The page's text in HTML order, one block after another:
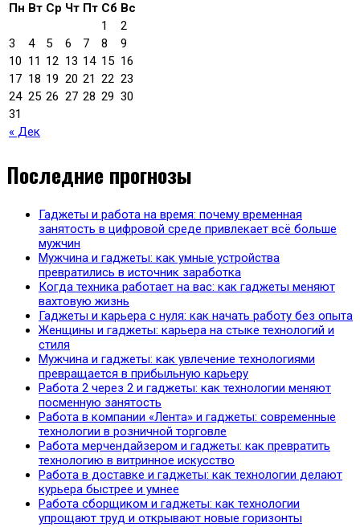
Пн Вт Ср Чт Пт Сб Вс
« Дек
1
2
3
4 5 6 7 8
9
10 11 12 13 14 15 16
17 18 19 20 21 22 23
24 25 26 27 28 29 30
31
Последние прогнозы
Гаджеты и работа на время: почему временная
занятость в цифровой среде привлекает всё больше
мужчин
Мужчина и гаджеты: как умные устройства
превратились в источник заработка
Когда техника работает на вас: как гаджеты меняют
вахтовую жизнь
Гаджеты и карьера с нуля: как начать работу без опыта
Женщины и гаджеты: карьера на стыке технологий и
стиля
Мужчина и гаджеты: как увлечение технологиями
превращается в прибыльную карьеру
Работа 2 через 2 и гаджеты: как технологии меняют
посменную занятость
Работа в компании «Лента» и гаджеты: современные
технологии в розничной торговле
Работа мерчендайзером и гаджеты: как превратить
технологию в витринное искусство
Работа в доставке и гаджеты: как технологии делают
курьера быстрее и умнее
Работа сборщиком и гаджеты: как технологии
упрощают труд и открывают новые горизонты